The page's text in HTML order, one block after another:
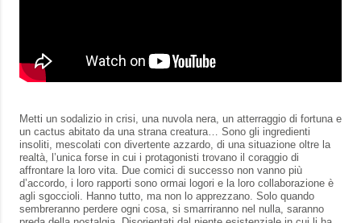
Metti un sodalizio in crisi, una nuvola nera, un atterraggio di fortuna e
un cactus abitato da una strana creatura… Sono gli ingredienti
insoliti, mescolati con divertente azzardo, di una situazione oltre la
realtà, l’unica forse in cui i protagonisti trovano il coraggio di
affrontare la loro vita. Due comici di successo non vanno più
d’accordo, i loro rapporti sono ormai logori e la loro collaborazione è
agli sgoccioli. Hanno tutto, ma non lo apprezzano. Solo quando
sembreranno perdere ogni cosa, si smarriranno nel nulla, saranno